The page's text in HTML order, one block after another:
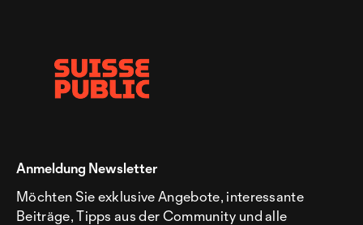
Anmeldung Newsletter
Möchten Sie exklusive Angebote, interessante
Beiträge, Tipps aus der Community und alle